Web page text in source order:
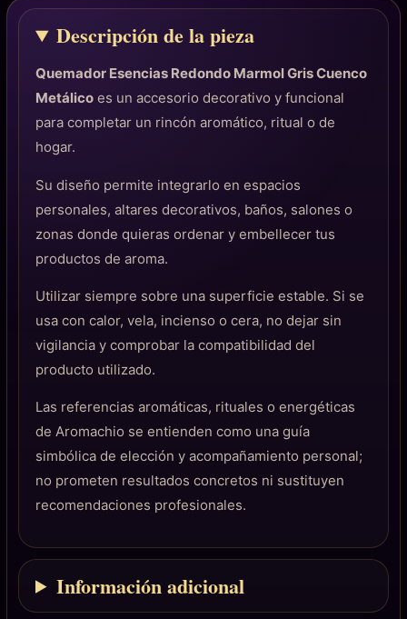
Descripción de la pieza
Quemador Esencias Redondo Marmol Gris Cuenco
Metálico es un accesorio decorativo y funcional
para completar un rincón aromático, ritual o de
hogar.
Su diseño permite integrarlo en espacios
personales, altares decorativos, baños, salones o
zonas donde quieras ordenar y embellecer tus
productos de aroma.
Utilizar siempre sobre una superficie estable. Si se
usa con calor, vela, incienso o cera, no dejar sin
vigilancia y comprobar la compatibilidad del
producto utilizado.
Las referencias aromáticas, rituales o energéticas
de Aromachio se entienden como una guía
simbólica de elección y acompañamiento personal;
no prometen resultados concretos ni sustituyen
recomendaciones profesionales.
Información adicional